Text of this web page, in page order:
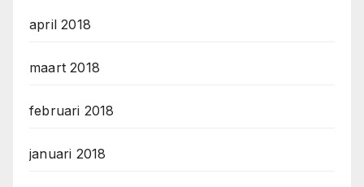
april 2018
maart 2018
februari 2018
januari 2018